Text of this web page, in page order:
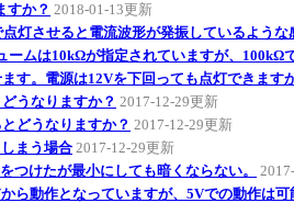
すか？ 2018-01-13更新
灯させると電流波形が発振しているような
ームは10kΩが指定されていますが、100kΩ
す。電源は12Vを下回っても点灯できます
うなりますか？ 2017-12-29更新
どうなりますか？ 2017-12-29更新
まう場合 2017-12-29更新
つけたが最小にしても暗くならない。
ら動作となっていますが、5Vでの動作は可